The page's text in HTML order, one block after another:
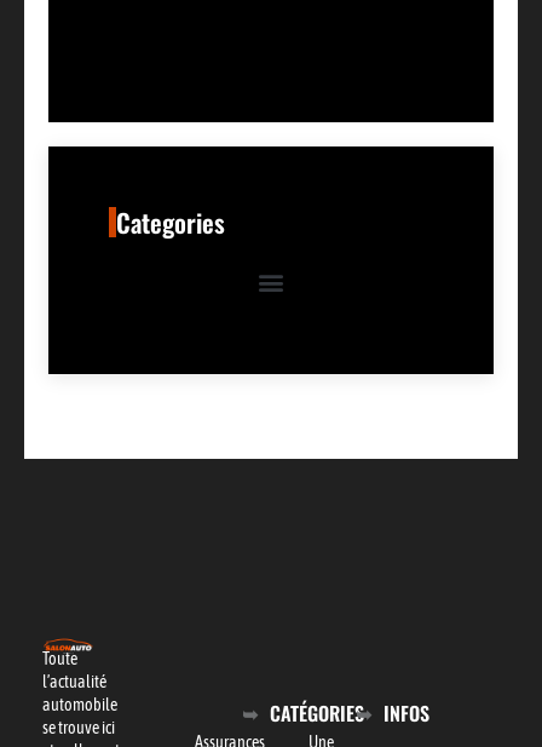
Categories
Toute
l’actualité
automobile
se trouve ici
CATÉGORIES
Assurances
INFOS
Une